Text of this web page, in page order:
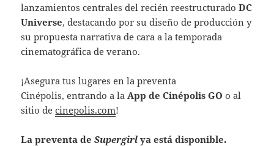
lanzamientos centrales del recién reestructuradoDC
Universe, destacando por su diseño de producción y
su propuesta narrativa de cara a la temporada
cinematográfica de verano.
¡Asegura tus lugares en la preventa
Cinépolis, entrando a laApp de Cinépolis GO o al
sitio decinepolis.com!
La preventa deSupergirl ya está disponible.